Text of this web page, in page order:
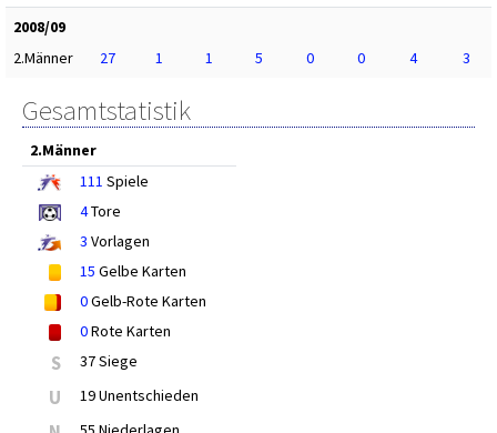
2008/09
2.Männer
27 1 1 5 0 0 4 3
Gesamtstatistik
2.Männer
111 Spiele
4Tore
3 Vorlagen
15 Gelbe Karten
0Gelb-Rote Karten
0Rote Karten
S 37 Siege
U 19 Unentschieden